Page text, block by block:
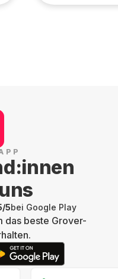
/5bei Google Play
das beste Grover-